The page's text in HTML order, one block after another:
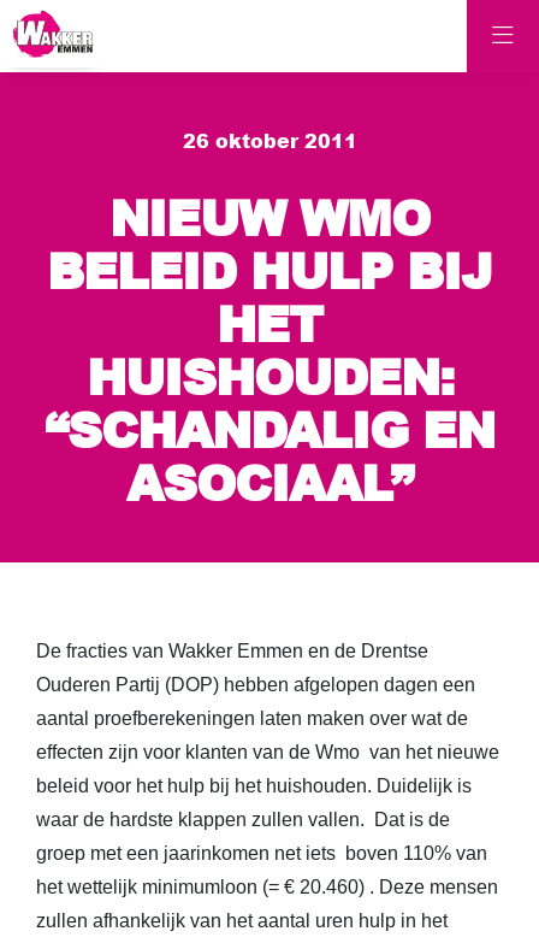
26 oktober 2011
NIEUW WMO
BELEID HULP BIJ
HET
HUISHOUDEN:
“SCHANDALIG EN
ASOCIAAL”
De fracties van Wakker Emmen en de Drentse
Ouderen Partij (DOP) hebben afgelopen dagen een
aantal proefberekeningen laten maken over wat de
effecten zijn voor klanten van de Wmo van het nieuwe
beleid voor het hulp bij het huishouden. Duidelijk is
waar de hardste klappen zullen vallen. Dat is de
groep met een jaarinkomen net iets boven 110% van
het wettelijk minimumloon (= € 20.460) . Deze mensen
zullen afhankelijk van het aantal uren hulp in het